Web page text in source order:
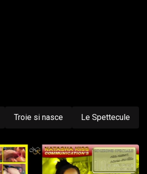
Troie si nasce Le Spettecule